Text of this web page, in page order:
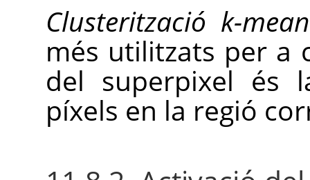
Clusterització k-
més utilitzats per a
del superpixel és
píxels en la regió